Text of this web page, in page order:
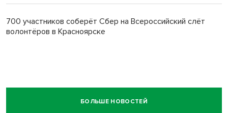
700 участников соберёт Сбер на Всероссийский слёт
волонтёров в Красноярске
БОЛЬШЕ НОВОСТЕЙ